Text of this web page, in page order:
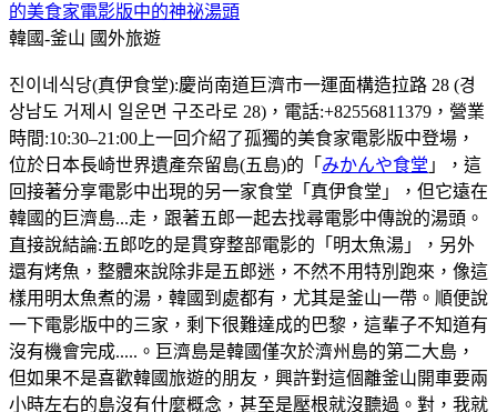
的美食家電影版中的神祕湯頭
韓國-釜山 國外旅遊
진이네식당(真伊食堂):慶尚南道巨濟市一運面構造拉路 28 (경
상남도 거제시 일운면 구조라로 28)，電話:+82556811379，營業
時間:10:30–21:00上一回介紹了孤獨的美食家電影版中登場，
位於日本長崎世界遺產奈留島(五島)的「 みかんや食堂 」，這
回接著分享電影中出現的另一家食堂「真伊食堂」，但它遠在
韓國的巨濟島...走，跟著五郎一起去找尋電影中傳說的湯頭。
直接說結論:五郎吃的是貫穿整部電影的「明太魚湯」，另外
還有烤魚，整體來說除非是五郎迷，不然不用特別跑來，像這
樣用明太魚煮的湯，韓國到處都有，尤其是釜山一帶。順便說
一下電影版中的三家，剩下很難達成的巴黎，這輩子不知道有
沒有機會完成.....。巨濟島是韓國僅次於濟州島的第二大島，
但如果不是喜歡韓國旅遊的朋友，興許對這個離釜山開車要兩
小時左右的島沒有什麼概念，甚至是壓根就沒聽過。對，我就